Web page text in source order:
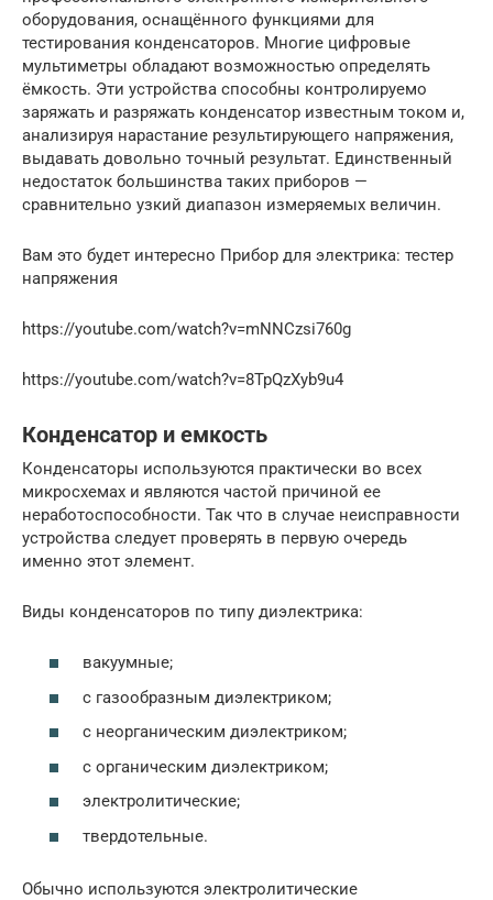
оборудования, оснащённого функциями для
тестирования конденсаторов. Многие цифровые
мультиметры обладают возможностью определять
ёмкость. Эти устройства способны контролируемо
заряжать и разряжать конденсатор известным током и,
анализируя нарастание результирующего напряжения,
выдавать довольно точный результат. Единственный
недостаток большинства таких приборов —
сравнительно узкий диапазон измеряемых величин.
Вам это будет интересно Прибор для электрика: тестер
напряжения
https://youtube.com/watch?v=mNNCzsi760g
https://youtube.com/watch?v=8TpQzXyb9u4
Конденсатор и емкость
Конденсаторы используются практически во всех
микросхемах и являются частой причиной ее
неработоспособности. Так что в случае неисправности
устройства следует проверять в первую очередь
именно этот элемент.
Виды конденсаторов по типу диэлектрика:
вакуумные;
с газообразным диэлектриком;
с неорганическим диэлектриком;
с органическим диэлектриком;
электролитические;
твердотельные.
Обычно используются электролитические